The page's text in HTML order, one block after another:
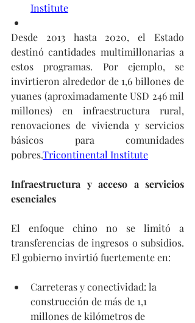
Institute
Desde 2013 hasta 2020, el Estado
destinó cantidades multimillonarias a
estos programas. Por ejemplo, se
invirtieron alrededor de 1,6 billones de
yuanes (aproximadamente USD 246 mil
millones) en infraestructura rural,
renovaciones de vivienda y servicios
básicos para comunidades
pobres.Tricontinental Institute
Infraestructura y acceso a servicios
esenciales
El enfoque chino no se limitó a
transferencias de ingresos o subsidios.
El gobierno invirtió fuertemente en:
Carreteras y conectividad: la
construcción de más de 1,1
millones de kilómetros de